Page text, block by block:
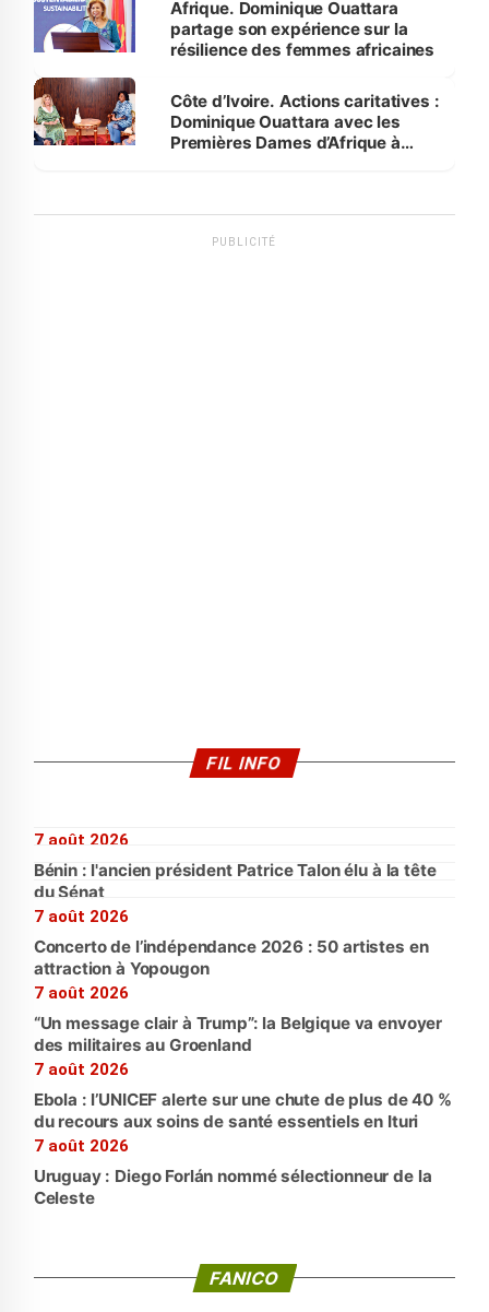
Afrique. Dominique Ouattara
partage son expérience sur la
résilience des femmes africaines
Côte d’Ivoire. Actions caritatives :
Dominique Ouattara avec les
Premières Dames d’Afrique à
PUBLICITÉ
FIL INFO
7 août 2026
Bénin : l'ancien président Patrice Talon élu à la tête
du Sénat
7 août 2026
Concerto de l’indépendance 2026 : 50 artistes en
attraction à Yopougon
7 août 2026
“Un message clair à Trump”: la Belgique va envoyer
des militaires au Groenland
7 août 2026
Ebola : l’UNICEF alerte sur une chute de plus de 40 %
du recours aux soins de santé essentiels en Ituri
7 août 2026
Uruguay : Diego Forlán nommé sélectionneur de la
Celeste
FANICO